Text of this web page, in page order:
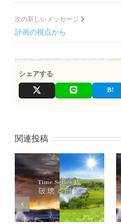
次の新しいメッセージ
計画の視点から
シェアする
関連投稿